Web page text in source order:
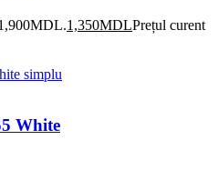
1,350MDLPrețul curent
White